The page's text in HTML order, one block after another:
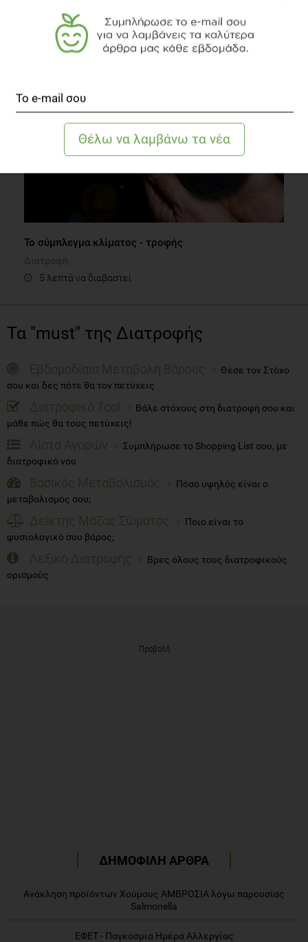
αντιμετώπισης
Παχυσαρκία
1 λεπτό να διαβαστεί
Το σύμπλεγμα κλίματος - τροφής
Διατροφή
5 λεπτά να διαβαστεί
Τα "must" της Διατροφής
Εβδομαδίαια Μεταβολή Βάρους
Θέσε τον Στόχο
σου και δες πότε θα τον πετύχεις
Διατροφικό Tool
Βάλε στόχους στη διατροφή σου και
μάθε πώς θα τους πετύχεις!
Λίστα Αγορών
Συμπλήρωσε το Shopping List σου, με
διατροφικό νου
Βασικός Μεταβολισμός
Πόσο υψηλός είναι ο
μεταβολισμός σου;
Δείκτης Μάζας Σώματος
Ποιο είναι το
φυσιολογικό σου βάρος;
Λεξικό Διατροφής
Βρες όλους τους διατροφικούς
ορισμούς
Προβολή
ΔΗΜΟΦΙΛΗ ΑΡΘΡΑ
Ανάκληση προϊόντων Χούμους ΑΜΒΡΟΣΙΑ λόγω παρουσίας
Salmonella
ΕΦΕΤ - Παγκόσμια Ημέρα Αλλεργίας